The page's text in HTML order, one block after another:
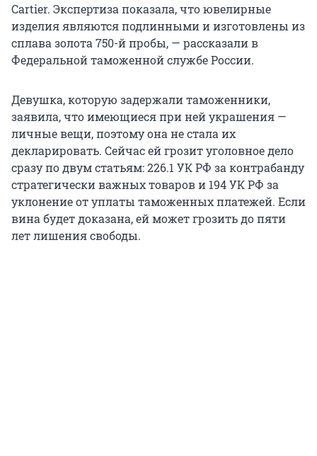
Cartier. Экспертиза показала, что ювелирные
изделия являются подлинными и изготовлены из
сплава золота 750-й пробы, — рассказали в
Федеральной таможенной службе России.
Девушка, которую задержали таможенники,
заявила, что имеющиеся при ней украшения —
личные вещи, поэтому она не стала их
декларировать. Сейчас ей грозит уголовное дело
сразу по двум статьям: 226.1 УК РФ за контрабанду
стратегически важных товаров и 194 УК РФ за
уклонение от уплаты таможенных платежей. Если
вина будет доказана, ей может грозить до пяти
лет лишения свободы.